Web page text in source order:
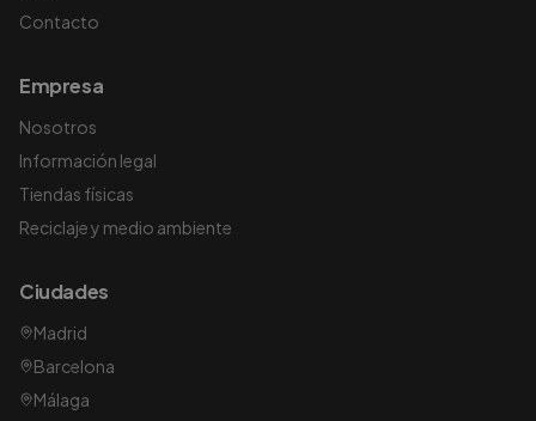
Contacto
Empresa
Nosotros
Información legal
Tiendas físicas
Reciclaje y medio ambiente
Ciudades
Madrid
Barcelona
Málaga